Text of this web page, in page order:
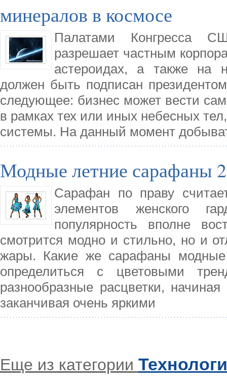
минералов в космосе
Палатами Конгресса
разрешает частным
астероидах, а также на
должен быть подписан
следующее: бизнес может вести
в рамках тех или иных небесных
системы. На данный момент
Модные летние сарафаны
Сарафан по праву
элементов женского
популярность вполне
смотрится модно и стильно, но и
жары. Какие же сарафаны
определиться с цветовыми
разнообразные расцветки,
заканчивая очень яркими
Еще из категории